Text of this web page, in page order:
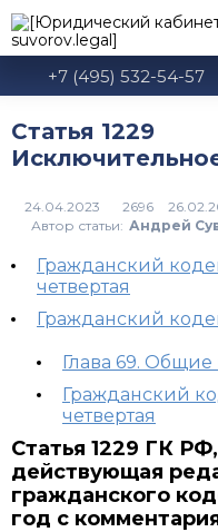
+7 (495) 532-54-57
Статья 1229
2696
Автор статьи: Андрей
Гражданский
четвертая
Гражданский
Глава 69.
Гражданский
четвертая
Статья 1229 ГК РФ,
действующая
гражданского
год с